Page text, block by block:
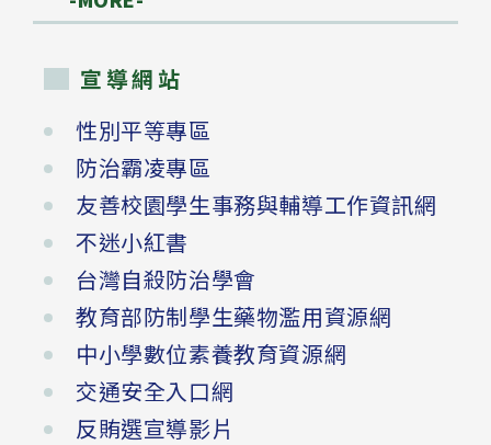
宣導網站
性別平等專區
防治霸凌專區
友善校園學生事務與輔導工作資訊網
不迷小紅書
台灣自殺防治學會
教育部防制學生藥物濫用資源網
中小學數位素養教育資源網
交通安全入口網
反賄選宣導影片